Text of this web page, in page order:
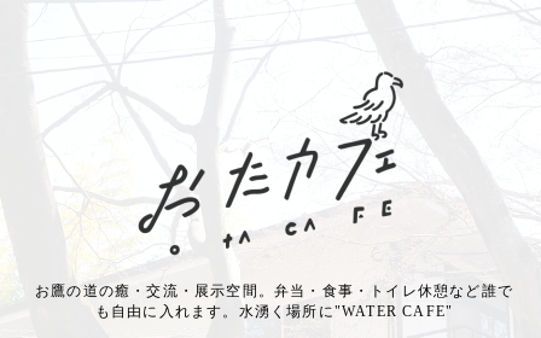
お鷹の道の癒・交流・展示空間。弁当・食事・トイレ休憩など誰で
も自由に入れます。水湧く場所に"WATER CAFE"